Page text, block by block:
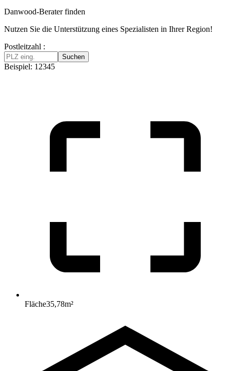
Danwood-Berater finden
Nutzen Sie die Unterstützung eines Spezialisten in Ihrer Region!
Postleitzahl :
Suchen
Beispiel: 12345
Fläche35,78m²